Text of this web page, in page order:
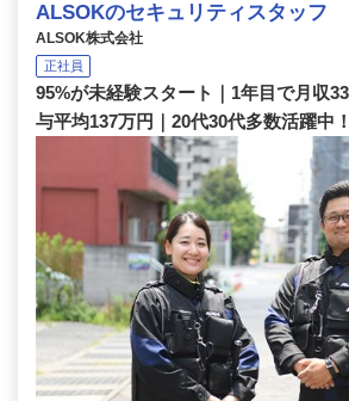
ALSOKのセキュリティスタッフ
ALSOK株式会社
正社員
95%が未経験スタート｜1年目で月収
与平均137万円｜20代30代多数活躍中！